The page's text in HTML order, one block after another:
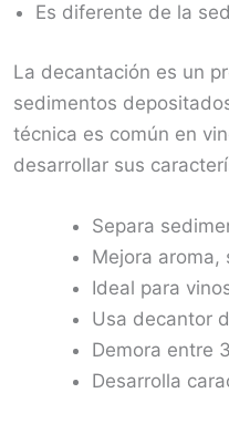
Es diferente de la
La decantación es un
sedimentos
técnica es común en
desarrollar sus
Separa
Mejora
Ideal para
Usa decantor
Demora entre
Desarrolla